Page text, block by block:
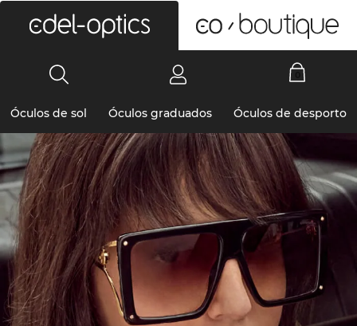
Óculos de sol Óculos graduados Óculos de desporto